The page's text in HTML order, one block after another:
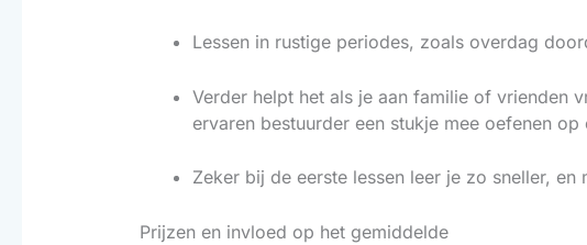
Lessen in rustige periodes, zoals overdag
Verder helpt het als je aan familie of vrienden
ervaren bestuurder een stukje mee oefenen op
Zeker bij de eerste lessen leer je zo sneller,
Prijzen en invloed op het gemiddelde